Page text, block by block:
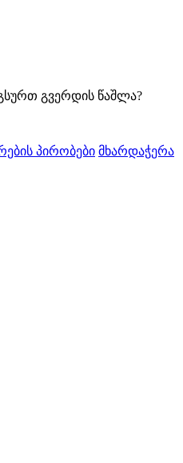
გვერდის წაშლა?
პირობები მხარდაჭერა